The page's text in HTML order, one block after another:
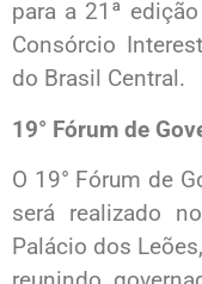
para a 21ª
Consórcio
do Brasil Central.
19° Fórum de
O 19° Fórum de
será realizado
Palácio dos